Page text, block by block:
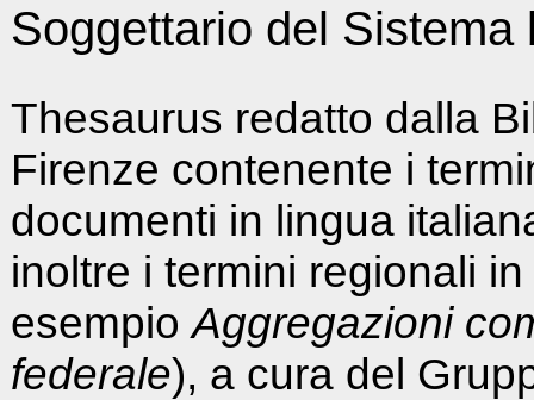
Soggettario del
Thesaurus redatto dalla
Firenze contenente i
documenti in lingua
inoltre i termini regionali
esempioAggregazioni
federale), a cura del